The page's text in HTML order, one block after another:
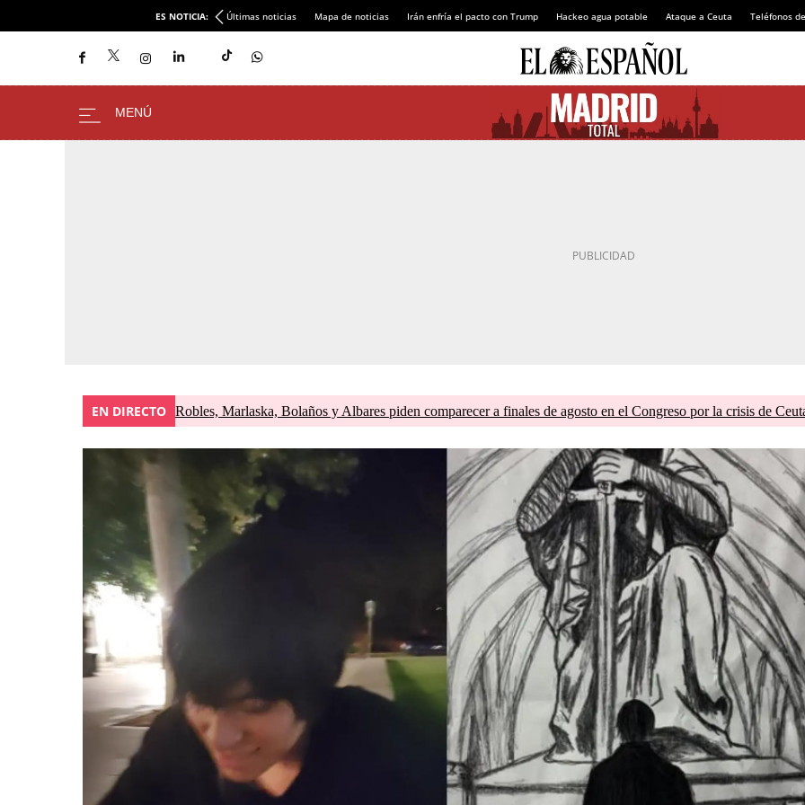
ES NOTICIA: Últimas noticias Mapa de noticias Irán enfría el pacto con Trump Hackeo agua potable Ataque a Ceuta Teléfonos
EN DIRECTO Robles, Marlaska, Bolaños y Albares piden comparecer a finales de agosto en el Congreso por la crisis de